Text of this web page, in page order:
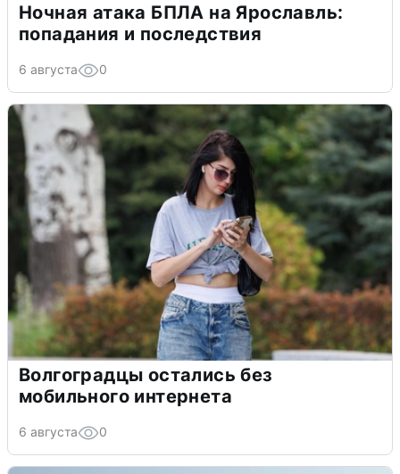
Ночная атака БПЛА на Ярославль:
попадания и последствия
6 августа 0
Волгоградцы остались без
мобильного интернета
6 августа 0